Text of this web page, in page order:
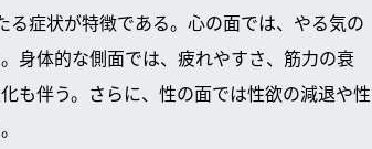
症状が特徴である。心の面では、やる気の
身体的な側面では、疲れやすさ、筋力の衰
も伴う。さらに、性の面では性欲の減退や性